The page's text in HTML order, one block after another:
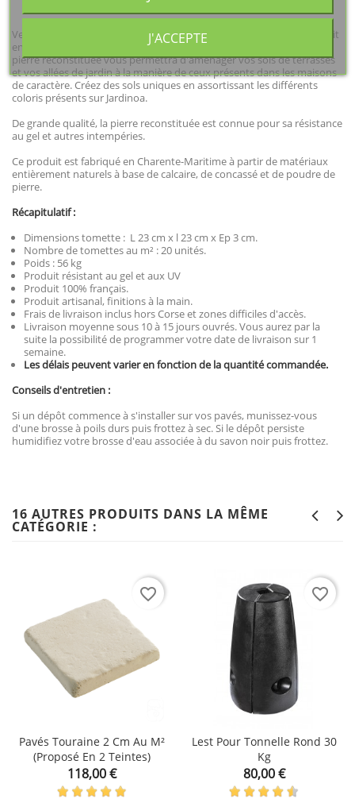
Vendue au m² la tomette carrée finition cirée est le compromis parfait
entre le pavé, la dalle et le carreau de carrelage. Cette tomette en
pierre reconstituée vous permettra d'aménager vos sols de terrasses
et vos allées de jardin à la manière de ceux présents dans les maisons
de caractère. Créez des sols uniques en assortissant les différents
coloris présents sur Jardinoa.
De grande qualité, la pierre reconstituée est connue pour sa résistance
au gel et autres intempéries.
Ce produit est fabriqué en Charente-Maritime à partir de matériaux
entièrement naturels à base de calcaire, de concassé et de poudre de
pierre.
Récapitulatif :
Dimensions tomette : L 23 cm x l 23 cm x Ep 3 cm.
Nombre de tomettes au m² : 20 unités.
Poids : 56 kg
Produit résistant au gel et aux UV
Produit 100% français.
Produit artisanal, finitions à la main.
Frais de livraison inclus hors Corse et zones difficiles d'accès.
Livraison moyenne sous 10 à 15 jours ouvrés. Vous aurez par la
suite la possibilité de programmer votre date de livraison sur 1
semaine.
Les délais peuvent varier en fonction de la quantité commandée.
Conseils d'entretien :
Si un dépôt commence à s'installer sur vos pavés, munissez-vous
d'une brosse à poils durs puis frottez à sec. Si le dépôt persiste
humidifiez votre brosse d'eau associée à du savon noir puis frottez.
16 AUTRES PRODUITS DANS LA MÊME
CATÉGORIE :
Pavés Touraine 2 Cm Au M²
(proposé En 2 Teintes)
Prix
118,00 €
favorite_border
Lest Pour Tonnelle Rond 30
Kg
Prix
80,00 €
favorite_border
J'ACCEPTE